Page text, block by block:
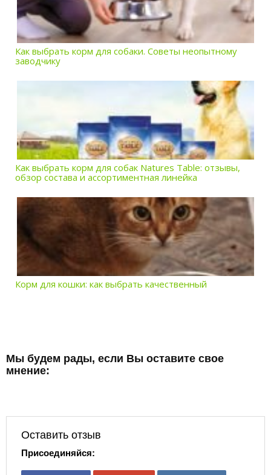
Как выбрать корм для собаки. Советы неопытному
заводчику
Как выбрать корм для собак Natures Table: отзывы,
обзор состава и ассортиментная линейка
Корм для кошки: как выбрать качественный
Мы будем рады, если Вы оставите свое
мнение:
Оставить отзыв
Присоединяйся: